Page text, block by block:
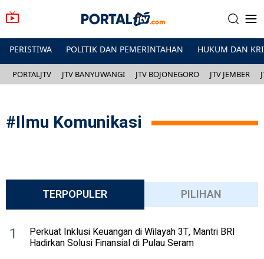
PERISTIWA POLITIK DAN PEMERINTAHAN HUKUM DAN
PORTALJTV JTV BANYUWANGI JTV BOJONEGORO JTV JEMBER
#Ilmu Komunikasi
TERPOPULER PILIHAN
1 Perkuat Inklusi Keuangan di Wilayah 3T, Mantri BRI
Hadirkan Solusi Finansial di Pulau Seram